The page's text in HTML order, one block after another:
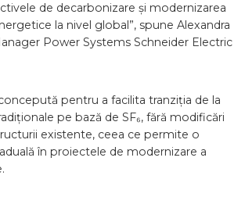
de decarbonizare și modernizarea
la nivel global”, spune Alexandra
Power Systems Schneider Electric
pentru a facilita tranziția de la
pe bază de SF₆, fără modificări
existente, ceea ce permite o
în proiectele de modernizare a